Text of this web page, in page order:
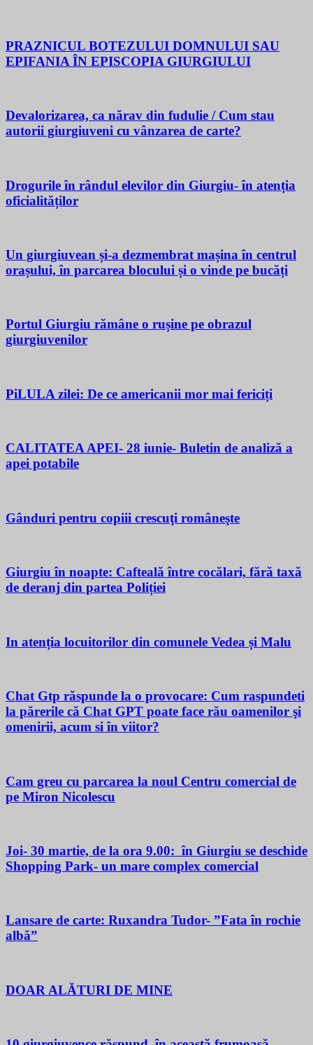
PRAZNICUL BOTEZULUI DOMNULUI SAU
EPIFANIA ÎN EPISCOPIA GIURGIULUI
Devalorizarea, ca nărav din fudulie / Cum stau
autorii giurgiuveni cu vânzarea de carte?
Drogurile în rândul elevilor din Giurgiu- în atenția
oficialităților
Un giurgiuvean și-a dezmembrat mașina în centrul
orașului, în parcarea blocului și o vinde pe bucăți
Portul Giurgiu rămâne o rușine pe obrazul
giurgiuvenilor
PiLULA zilei: De ce americanii mor mai fericiți
CALITATEA APEI- 28 iunie- Buletin de analiză a
apei potabile
Gânduri pentru copiii crescuţi româneşte
Giurgiu în noapte: Cafteală între cocălari, fără taxă
de deranj din partea Poliției
In atenția locuitorilor din comunele Vedea și Malu
Chat Gtp răspunde la o provocare: Cum raspundeti
la părerile că Chat GPT poate face rău oamenilor şi
omenirii, acum si în viitor?
Cam greu cu parcarea la noul Centru comercial de
pe Miron Nicolescu
Joi- 30 martie, de la ora 9.00: în Giurgiu se deschide
Shopping Park- un mare complex comercial
Lansare de carte: Ruxandra Tudor- ”Fata în rochie
albă”
DOAR ALĂTURI DE MINE